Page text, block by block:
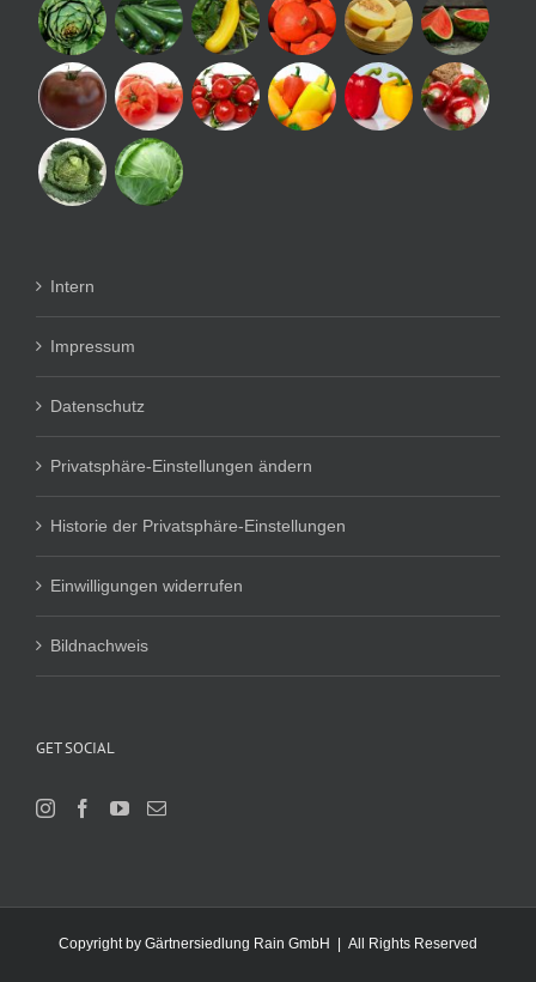
Intern
Impressum
Datenschutz
Privatsphäre-Einstellungen ändern
Historie der Privatsphäre-Einstellungen
Einwilligungen widerrufen
Bildnachweis
GET SOCIAL
Copyright by Gärtnersiedlung Rain GmbH | All Rights Reserved